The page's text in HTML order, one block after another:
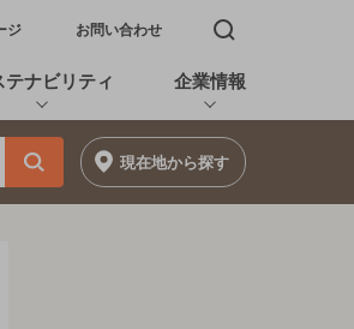
で開く
ジ お問い合わせ 検索窓を開く
テナビリティ 企業情報
現在地から探す